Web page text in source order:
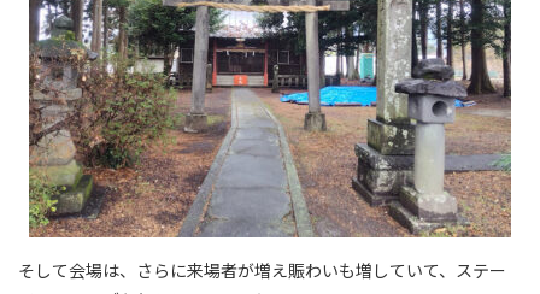
そして会場は、さらに来場者が増え賑わいも増していて、ステー